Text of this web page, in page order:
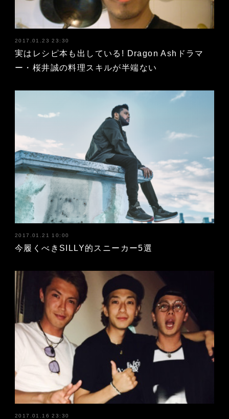
2017.01.23 23:30
実はレシピ本も出している! Dragon Ashドラマ
ー・桜井誠の料理スキルが半端ない
2017.01.21 10:00
今履くべきSILLY的スニーカー5選
2017.01.16 23:30